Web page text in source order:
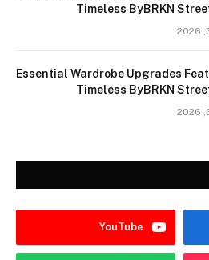
Timeless ByBRKN
Essential Wardrobe Upgrades
Timeless ByBRKN
YouTube